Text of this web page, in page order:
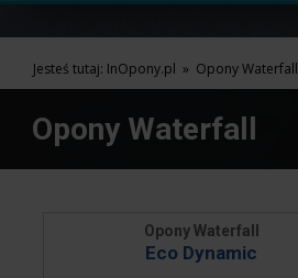
Jesteś tutaj: InOpony.pl » Opony Waterfall
Opony Waterfall
Opony Waterfall
Eco Dynamic